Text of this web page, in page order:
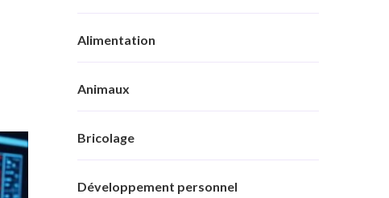
Alimentation
Animaux
Bricolage
Développement personnel